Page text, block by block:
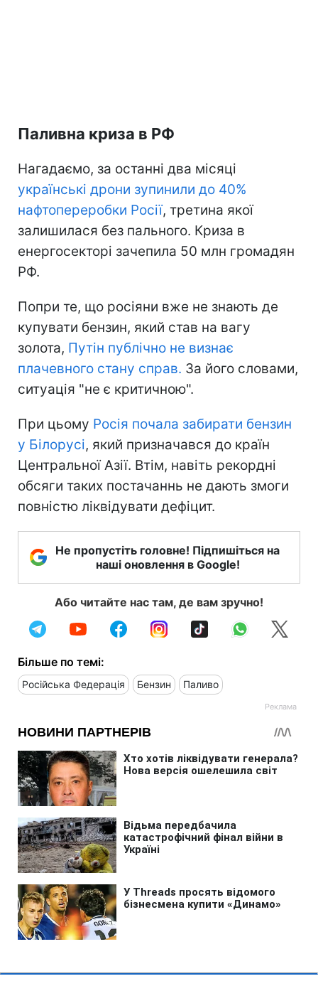
Паливна криза в РФ
Нагадаємо, за останні два місяці
українські дрони зупинили до 40%
нафтопереробки Росії, третина якої
залишилася без пального. Криза в
енергосекторі зачепила 50 млн громадян
РФ.
Попри те, що росіяни вже не знають де
купувати бензин, який став на вагу
золота, Путін публічно не визнає
плачевного стану справ. За його словами,
ситуація "не є критичною".
При цьому Росія почала забирати бензин
у Білорусі, який призначався до країн
Центральної Азії. Втім, навіть рекордні
обсяги таких постачаннь не дають змоги
повністю ліквідувати дефіцит.
Не пропустіть головне! Підпишіться на
наші оновлення в Google!
Або читайте нас там, де вам зручно!
Більше по темі:
Російська Федерація Бензин Паливо